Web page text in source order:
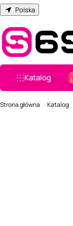
Polska
Katalog
Strona główna Katalog